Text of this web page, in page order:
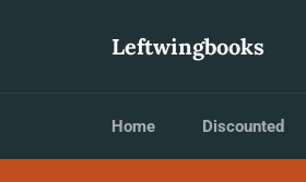
Leftwingbooks
Home Discounted